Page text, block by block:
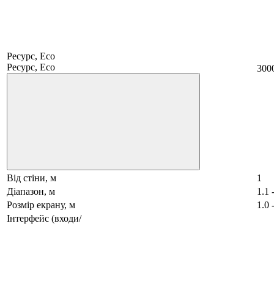
Ресурс, Eco
Ресурс, Eco
Від стіни, м
1
Діапазон, м
1.1
Розмір екрану, м
1.0
Інтерфейс (входи/